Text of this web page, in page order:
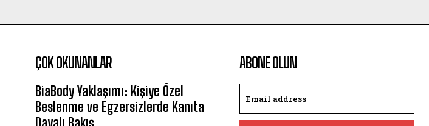
ÇOK OKUNANLAR
BiaBody Yaklaşımı: Kişiye Özel
Beslenme ve Egzersizlerde Kanıta
Dayalı Bakış
ABONE OLUN